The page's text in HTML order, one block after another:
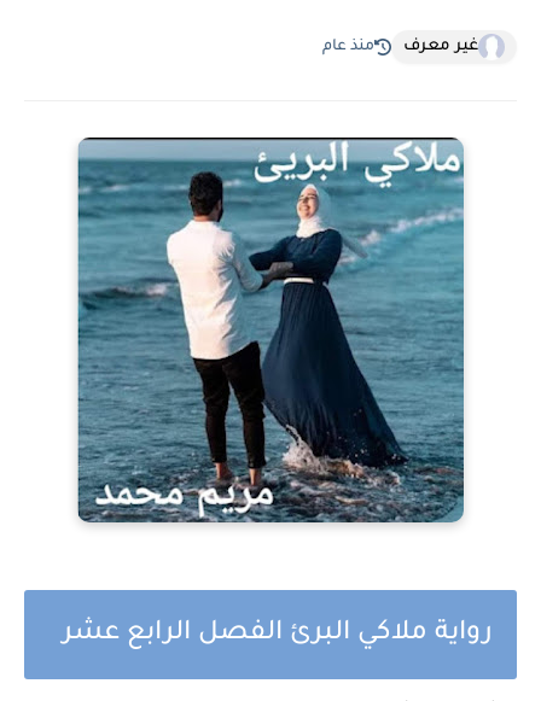
غير معرف منذ عام
رواية ملاكي البرئ الفصل الرابع عشر